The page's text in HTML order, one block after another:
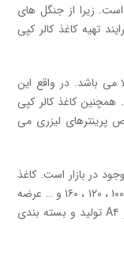
زیرا از جنگل های
تهیه کاغذ کالر کپی
می باشد. در واقع این
همچنین کاغذ کالر کپی
پرینترهای لیزری می
در بازار است. کاغذ
کالر کپی شرکت کیمیا نگار سبز صدر در گرماژ های ۱۰۰ ، ۱۲۰ ، ۱۶۰ و … عرضه
می شود. این کاغذ در اندازه های استاندارد A۳ و A۴ تولید و بسته بندی